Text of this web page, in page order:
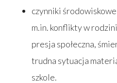
czynniki
m.in. konflikty w
presja społeczna,
trudna sytuacja
szkole.